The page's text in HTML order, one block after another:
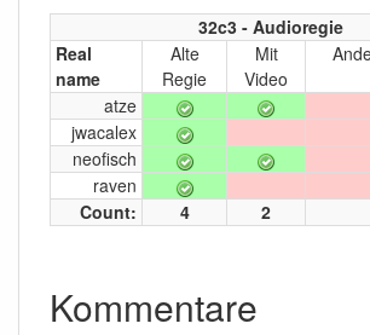
32c3 - Audioregie
Real
name
Alte
Regie
Mit
Video
atze
jwacalex
neofisch
raven
Count:
4 2
Kommentare